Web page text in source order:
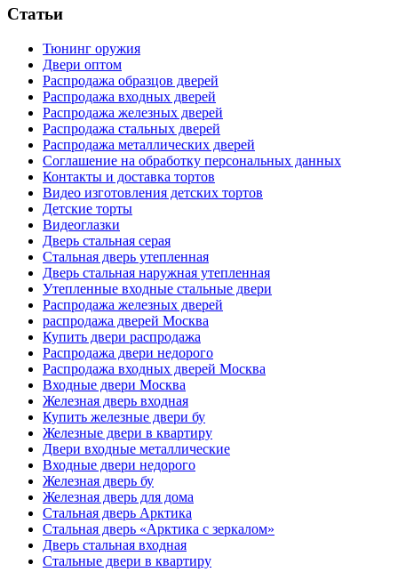
Статьи
Тюнинг оружия
Двери оптом
Распродажа образцов дверей
Распродажа входных дверей
Распродажа железных дверей
Распродажа стальных дверей
Распродажа металлических дверей
Соглашение на обработку персональных данных
Контакты и доставка тортов
Видео изготовления детских тортов
Детские торты
Видеоглазки
Дверь стальная серая
Стальная дверь утепленная
Дверь стальная наружная утепленная
Утепленные входные стальные двери
Распродажа железных дверей
распродажа дверей Москва
Купить двери распродажа
Распродажа двери недорого
Распродажа входных дверей Москва
Входные двери Москва
Железная дверь входная
Купить железные двери бу
Железные двери в квартиру
Двери входные металлические
Входные двери недорого
Железная дверь бу
Железная дверь для дома
Стальная дверь Арктика
Стальная дверь «Арктика с зеркалом»
Дверь стальная входная
Стальные двери в квартиру